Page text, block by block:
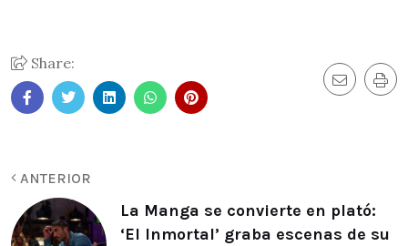
Share:
ANTERIOR
La Manga se convierte en plató:
‘El Inmortal’ graba escenas de su